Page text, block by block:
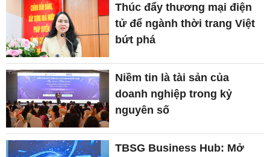
Thúc đẩy thương mại điện
tử để ngành thời trang Việt
bứt phá
Niềm tin là tài sản của
doanh nghiệp trong kỷ
nguyên số
TBSG Business Hub: Mở